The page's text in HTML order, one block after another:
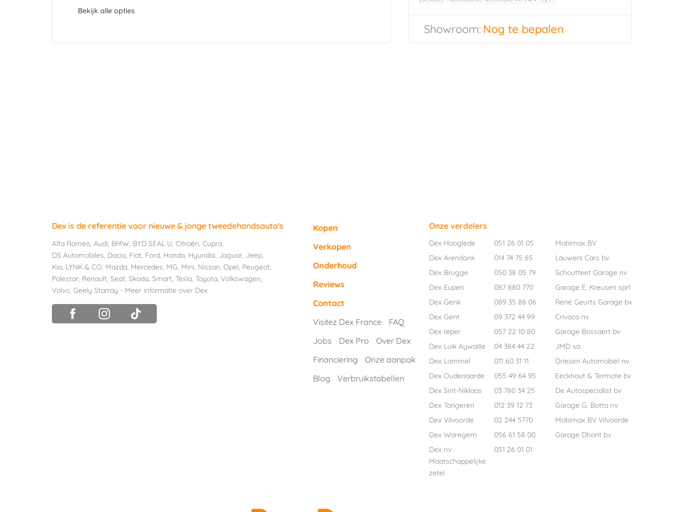
Bekijk alle opties
Showroom: Nog te bepalen
Dex is de referentie voor nieuwe & jonge tweedehandsauto's
Alfa Romeo, Audi, BMW, BYD SEAL U, Citroën, Cupra,
DS Automobiles, Dacia, Fiat, Ford, Honda, Hyundai, Jaguar, Jeep,
Kia, LYNK & CO, Mazda, Mercedes, MG, Mini, Nissan, Opel, Peugeot,
Polestar, Renault, Seat, Skoda, Smart, Tesla, Toyota, Volkswagen,
Volvo, Geely Starray - Meer informatie over Dex
Kopen
Verkopen
Onderhoud
Reviews
Contact
Visitez Dex France
FAQ
Jobs
Dex Pro
Over Dex
Financiering
Onze aanpak
Blog
Verbruikstabellen
Onze verdelers
Dex Hooglede 051 26 01 05
Mobimax BV
Dex Arendonk
014 74 75 65
Lauwers Cars bv
Dex Brugge
050 38 05 79
Schoutteet Garage nv
Dex Eupen
087 880 770
Garage E. Kreusen sprl
Dex Genk
089 35 88 06
René Geurts Garage bv
Dex Gent
09 372 44 99
Crivaco nv
Dex Ieper
057 22 10 80
Garage Bossaert bv
Dex Luik Aywaille
04 384 44 22
JMD sa
Dex Lommel
011 60 31 11
Driesen Automobiel nv
Dex Oudenaarde
055 49 64 95
Eeckhout & Termote bv
Dex Sint-Niklaas
03 780 34 25
De Autospecialist bv
Dex Tongeren
012 39 12 73
Garage G. Botta nv
Dex Vilvoorde
02 244 5770
Mobimax BV Vilvoorde
Dex Waregem
056 61 58 00
Garage Dhont bv
Dex nv
Maatschappelijke
zetel
051 26 01 01